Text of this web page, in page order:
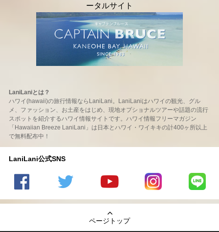
LaniLaniとは？
ハワイ(hawaii)の旅行情報ならLaniLani。LaniLaniはハワイの観光、グル
メ、ファッション、お土産をはじめ、現地オプショナルツアーや話題の流行
スポットを紹介するハワイ情報サイトです。ハワイ情報フリーマガジン
「Hawaiian Breeze LaniLani」は日本とハワイ・ワイキキの計400ヶ所以上
で無料配布中！
LaniLani公式SNS
の
のtwitter
の
Youtube
チャンネ
LaniLani
LaniLani
ページトップ